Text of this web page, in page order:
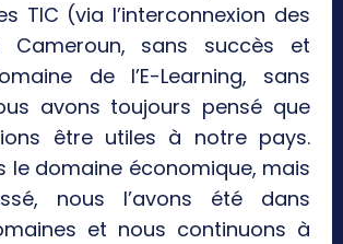
TIC (via l’interconnexion des
Cameroun, sans succès et
de l’E-Learning, sans
avons toujours pensé que
être utiles à notre pays.
le domaine économique, mais
nous l’avons été dans
et nous continuons à